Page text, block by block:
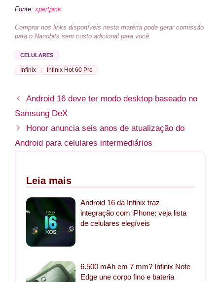
Fonte: xpertpick
Comprar nos links disponíveis nesta matéria pode gerar comissão
para o Nanobits sem custo adicional para você.
CELULARES
Infinix Infinix Hot 60 Pro
Android 16 deve ter modo desktop baseado no
Samsung DeX
Honor anuncia seis anos de atualização do
Android para celulares intermediários
Leia mais
Android 16 da Infinix traz
integração com iPhone; veja lista
de celulares elegíveis
6.500 mAh em 7 mm? Infinix Note
Edge une corpo fino e bateria